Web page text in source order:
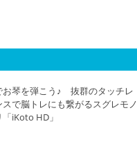
お琴を弾こう♪ 抜群のタッチレ
スで脳トレにも繋がるスグレモノ
iKoto HD」